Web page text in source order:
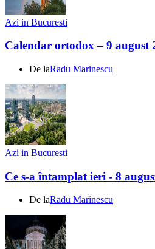
Azi in Bucuresti
Calendar ortodox – 9 august
De laRadu Marinescu
Azi in Bucuresti
Ce s-a întamplat ieri - 8
De laRadu Marinescu